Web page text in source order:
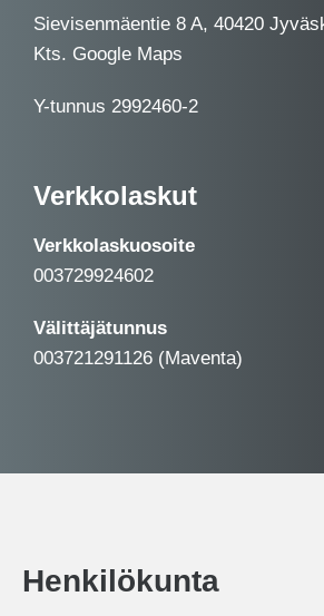
Sievisenmäentie 8 A, 40420
Kts. Google Maps
Y-tunnus 2992460-2
Verkkolaskut
Verkkolaskuosoite
003729924602
Välittäjätunnus
003721291126 (Maventa)
Henkilökunta